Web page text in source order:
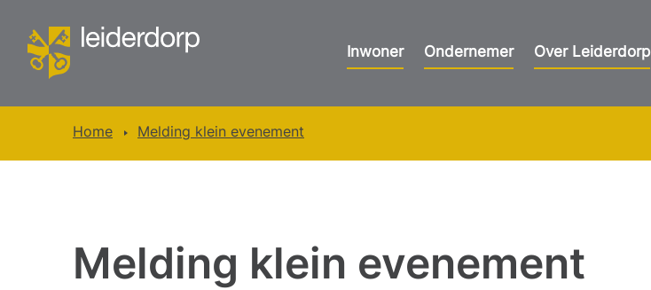
Inwoner Ondernemer Over Leiderdorp
Home Melding klein evenement
Melding klein evenement